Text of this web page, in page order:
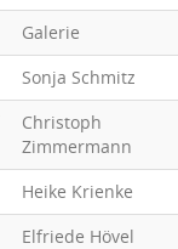
Galerie
Sonja Schmitz
Christoph
Zimmermann
Heike Krienke
Elfriede Hövel